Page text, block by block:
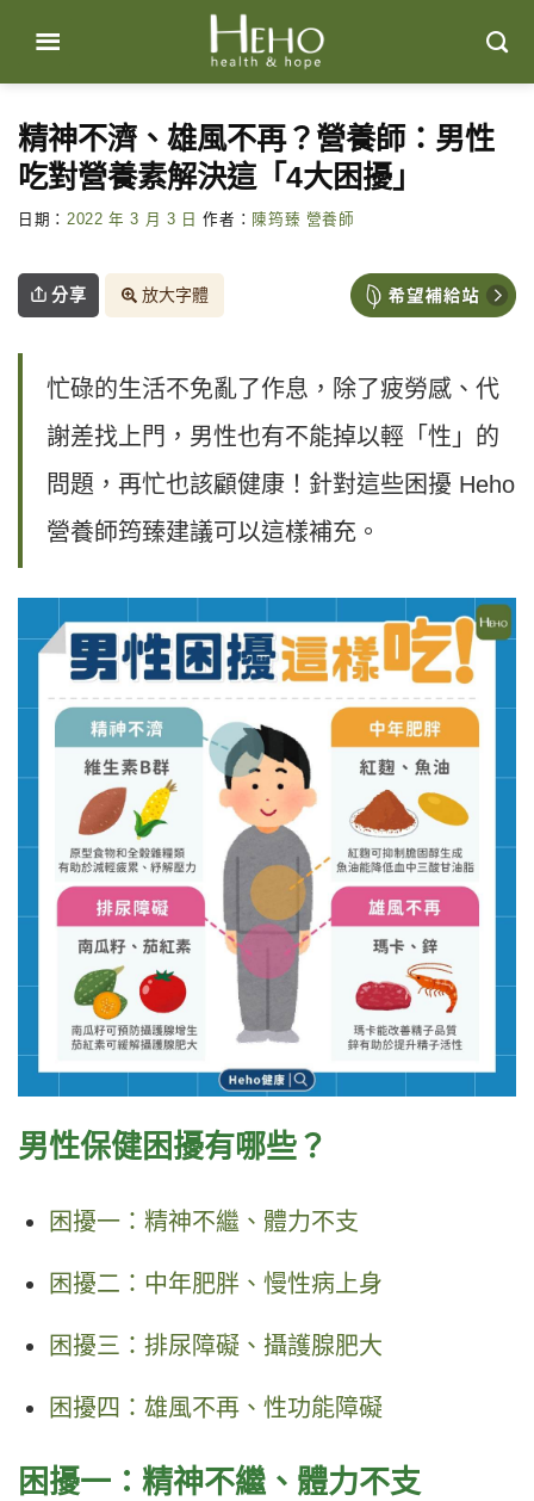
content
精神不濟、雄風不再？營養師：男性
吃對營養素解決這「4大困擾」
日期： 2022 年 3 月 3 日 作者： 陳筠臻 營養師
分享 放大字體
忙碌的生活不免亂了作息，除了疲勞感、代
謝差找上門，男性也有不能掉以輕「性」的
問題，再忙也該顧健康！針對這些困擾 Heho
營養師筠臻建議可以這樣補充。
男性保健困擾有哪些？
困擾一：精神不繼、體力不支
困擾二：中年肥胖、慢性病上身
困擾三：排尿障礙、攝護腺肥大
困擾四：雄風不再、性功能障礙
困擾一：精神不繼、體力不支